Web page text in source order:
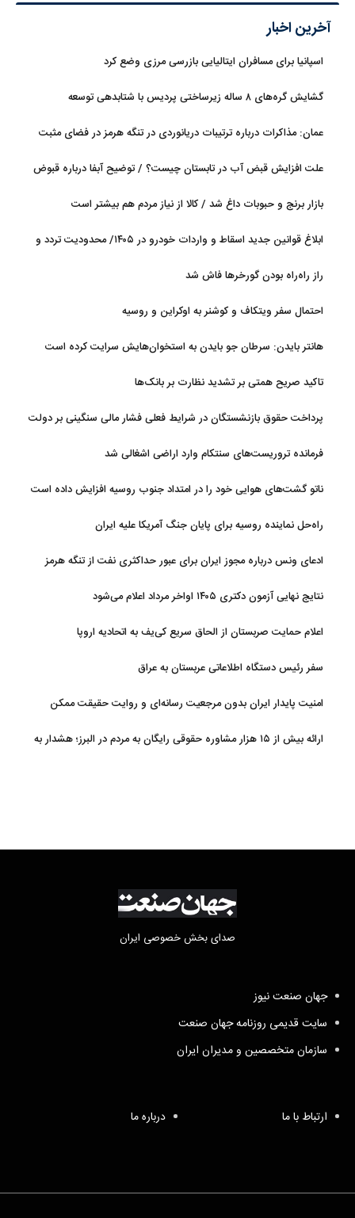
آخرین اخبار
اسپانیا برای مسافران ایتالیایی بازرسی مرزی وضع کرد
گشایش گره‌های ۸ ساله زیرساختی پردیس با شتابدهی توسعه
عمان: مذاکرات درباره ترتیبات دریانوردی در تنگه هرمز در فضای مثبت
علت افزایش قبض آب در تابستان چیست؟ / توضیح آبفا درباره قبوض
بازار برنج و حبوبات داغ شد / کالا از نیاز مردم هم بیشتر است
ابلاغ قوانین جدید اسقاط و واردات خودرو در ۱۴۰۵/ محدودیت تردد و
راز راه‌راه بودن گورخرها فاش شد
احتمال سفر ویتکاف و کوشنر به اوکراین و روسیه
هانتر بایدن: سرطان جو بایدن به استخوان‌هایش سرایت کرده است
تاکید صریح همتی بر تشدید نظارت بر بانک‌ها
پرداخت حقوق بازنشستگان در شرایط فعلی فشار مالی سنگینی بر دولت
فرمانده تروریست‌های سنتکام وارد اراضی اشغالی شد
ناتو گشت‌های هوایی خود را در امتداد جنوب روسیه افزایش داده است
راه‌حل نماینده روسیه برای پایان جنگ آمریکا علیه ایران
ادعای ونس درباره مجوز ایران برای عبور حداکثری نفت از تنگه هرمز
نتایج نهایی آزمون دکتری ۱۴۰۵ اواخر مرداد اعلام می‌شود
اعلام حمایت صربستان از الحاق سریع کی‌یف به اتحادیه اروپا
سفر رئیس دستگاه اطلاعاتی عربستان به عراق
امنیت پایدار ایران بدون مرجعیت رسانه‌ای و روایت حقیقت ممکن
ارائه بیش از ۱۵ هزار مشاوره حقوقی رایگان به مردم در البرز؛ هشدار به
صدای بخش خصوصی ایران
جهان صنعت نیوز
سایت قدیمی روزنامه جهان صنعت
سازمان متخصصین و مدیران ایران
ارتباط با ما درباره ما